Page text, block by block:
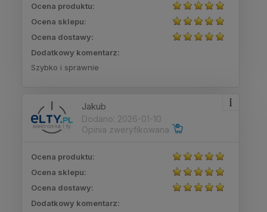
Ocena produktu:
Ocena sklepu:
Ocena dostawy:
Dodatkowy komentarz:
Szybko i sprawnie
Jakub
Dodano: 2026-01-10
Opinia zweryfikowana
Ocena produktu:
Ocena sklepu:
Ocena dostawy:
Dodatkowy komentarz: